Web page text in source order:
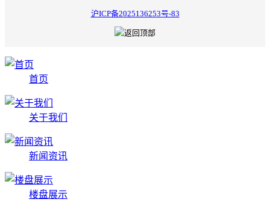
沪ICP备2025136253号-83
首页
关于我们
新闻资讯
楼盘展示